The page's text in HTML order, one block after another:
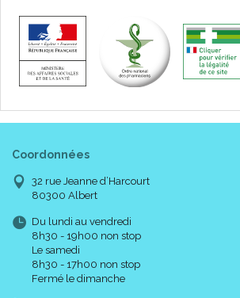
Coordonnées
32 rue Jeanne d’Harcourt
80300 Albert
Du lundi au vendredi
8h30 - 19h00 non stop
Le samedi
8h30 - 17h00 non stop
Fermé le dimanche